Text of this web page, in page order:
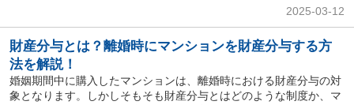
2025-03-12
財産分与とは？離婚時にマンションを財産分与する方
法を解説！
婚姻期間中に購入したマンションは、離婚時における財産分与の対
象となります。しかしそもそも財産分与とはどのような制度か、マ